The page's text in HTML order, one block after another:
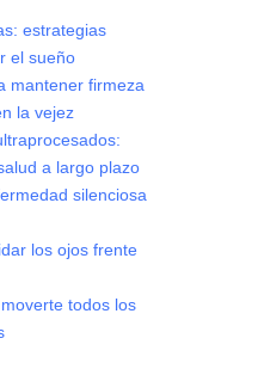
estrategias
el sueño
mantener firmeza
la vejez
a largo plazo
silenciosa
los ojos frente
todos los